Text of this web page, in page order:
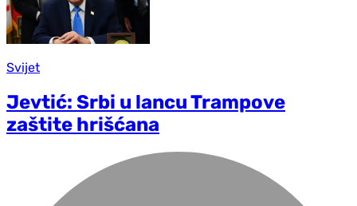
Svijet
Jevtić: Srbi u lancu Trampove
zaštite hrišćana